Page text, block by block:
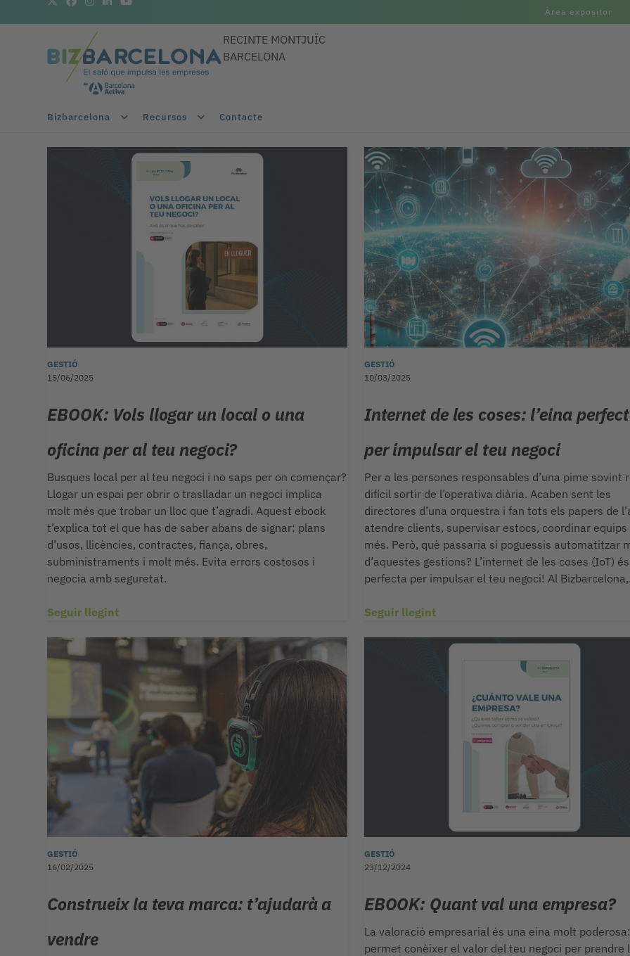
Àrea expositor
RECINTE MONTJUÏC
BARCELONA
Bizbarcelona Recursos Contacte
GESTIÓ
15/06/2025
EBOOK: Vols llogar un local o una
oficina per al teu negoci?
Busques local per al teu negoci i no saps per on començar?
Llogar un espai per obrir o traslladar un negoci implica
molt més que trobar un lloc que t’agradi. Aquest ebook
t’explica tot el que has de saber abans de signar: plans
d’usos, llicències, contractes, fiança, obres,
subministraments i molt més. Evita errors costosos i
negocia amb seguretat.
Seguir llegint
GESTIÓ
10/03/2025
Internet de les coses: l’eina
per impulsar el teu negoci
Per a les persones responsables d’una pime sovint
difícil sortir de l’operativa diària. Acaben sent les
directores d’una orquestra i fan tots els papers de
atendre clients, supervisar estocs, coordinar
més. Però, què passaria si poguessis automatitzar
d’aquestes gestions? L’internet de les coses (IoT) és
perfecta per impulsar el teu negoci! Al
Seguir llegint
GESTIÓ
16/02/2025
Construeix la teva marca: t’ajudarà a
vendre
GESTIÓ
23/12/2024
EBOOK: Quant val una empresa?
La valoració empresarial és una eina molt
permet conèixer el valor del teu negoci per prendre